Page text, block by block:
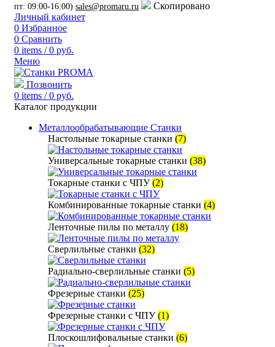
пт: 09:00-16:00) sales@promaru.ru
Скопировано
Личный кабинет
0 Избранное
0 Сравнить
0 items / 0 руб.
Меню
Позвонить
0 items / 0 руб.
Каталог продукции
Металлообрабатывающие Станки
Настольные токарные станки (7)
Универсальные токарные станки (38)
Токарные станки с ЧПУ(2)
Комбинированные токарные станки (4)
Ленточные пилы по металлу (18)
Сверлильные станки (32)
Радиально-сверлильные станки (5)
Фрезерные станки (25)
Фрезерные станки с ЧПУ(1)
Плоскошлифовальные станки (6)